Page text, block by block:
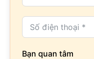
Bạn quan tâm